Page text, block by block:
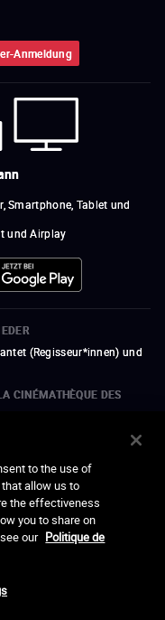
Anmeldung
Smartphone, Tablet und
und Airplay
(Regisseur*innen) und
CINÉMATHÈQUE DES
(Repräsentant der
(Repräsentant der SRF)
VEREINIGUNG LA
to the use of
allow us to
the effectiveness
you to share on
our Politique de